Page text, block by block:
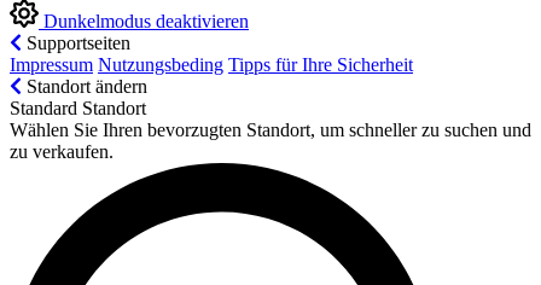
Dunkelmodus deaktivieren
Supportseiten
Impressum Nutzungsbeding Tipps für Ihre Sicherheit
Standort ändern
Standard Standort
Wählen Sie Ihren bevorzugten Standort, um schneller zu suchen und
zu verkaufen.